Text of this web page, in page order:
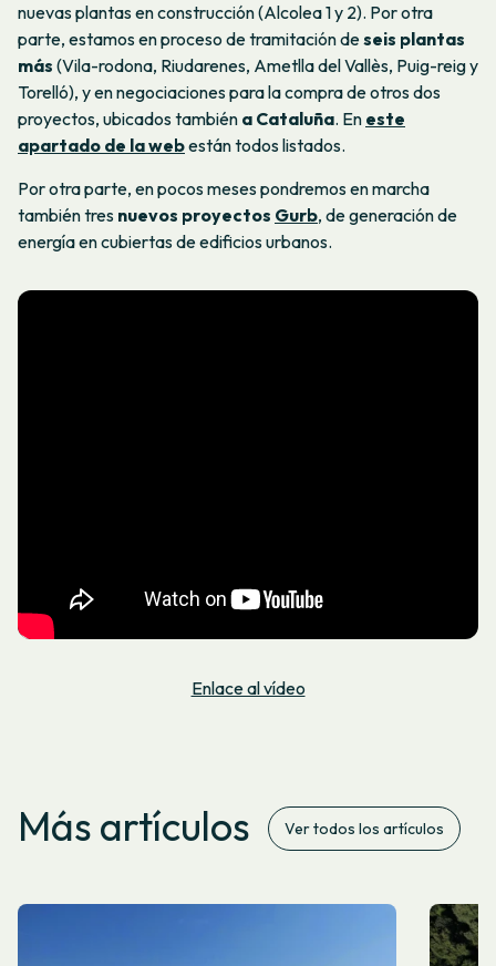
nuevas plantas en construcción (Alcolea 1 y 2). Por otra
parte, estamos en proceso de tramitación deseis plantas
más (Vila-rodona, Riudarenes, Ametlla del Vallès, Puig-reig y
Torelló), y en negociaciones para la compra de otros dos
proyectos, ubicados también a Cataluña. En este
apartado de la webestán todos listados.
Por otra parte, en pocos meses pondremos en marcha
también tres nuevos proyectos Gurb, de generación de
energía en cubiertas de edificios urbanos.
Enlace al vídeo
Más artículos Ver todos los artículos